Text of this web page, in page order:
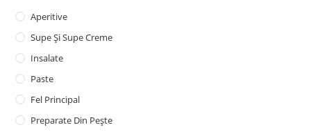
Aperitive
Supe Și Supe Creme
Insalate
Paste
Fel Principal
Preparate Din Pește